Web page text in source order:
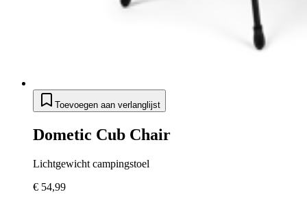
Toevoegen aan verlanglijst
Dometic Cub Chair
Lichtgewicht campingstoel
€ 54,99